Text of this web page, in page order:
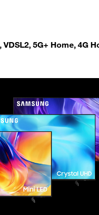
5G+ Home, 4G